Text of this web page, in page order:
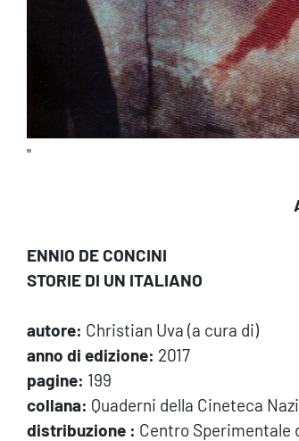
"
ENNIO DE CONCINI
STORIE DI UN ITALIANO
autore: Christian Uva (a cura di)
anno di edizione: 2017
pagine: 199
collana: Quaderni della Cineteca
distribuzione : Centro Sperimentale